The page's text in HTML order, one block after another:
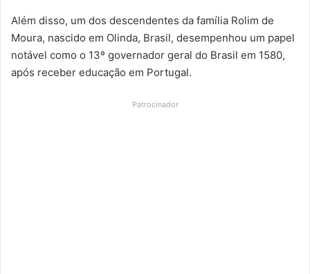
Além disso, um dos descendentes da família Rolim de
Moura, nascido em Olinda, Brasil, desempenhou um papel
notável como o 13º governador geral do Brasil em 1580,
após receber educação em Portugal.
Patrocinador